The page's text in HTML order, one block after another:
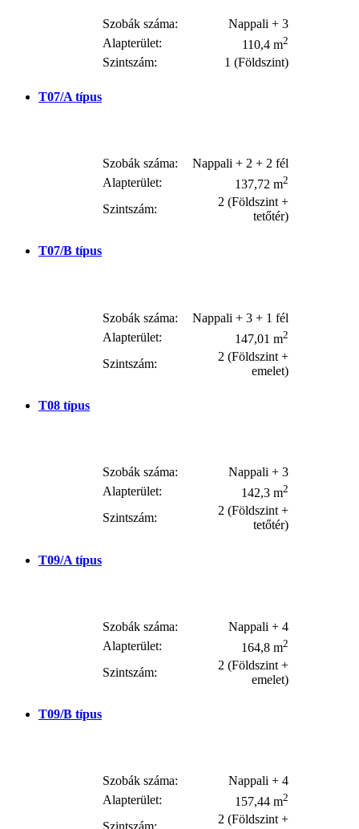
Szobák száma:
Nappali + 3
Alapterület:
110,4 m2
Szintszám: 1 (Földszint)
T07/A típus
Szobák száma:
Nappali + 2 + 2 fél
Alapterület:
137,72 m2
Szintszám:
2 (Földszint +
tetőtér)
T07/B típus
Szobák száma:
Nappali + 3 + 1 fél
Alapterület:
147,01 m2
Szintszám:
2 (Földszint +
emelet)
T08 típus
Szobák száma:
Nappali + 3
Alapterület:
142,3 m2
Szintszám:
2 (Földszint +
tetőtér)
T09/A típus
Szobák száma:
Nappali + 4
Alapterület:
164,8 m2
Szintszám:
2 (Földszint +
emelet)
T09/B típus
Szobák száma:
Nappali + 4
Alapterület:
157,44 m2
2 (Földszint +